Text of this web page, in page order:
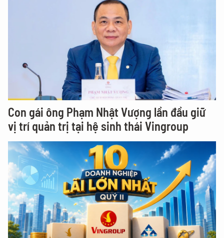
Con gái ông Phạm Nhật Vượng lần đầu giữ
vị trí quản trị tại hệ sinh thái Vingroup